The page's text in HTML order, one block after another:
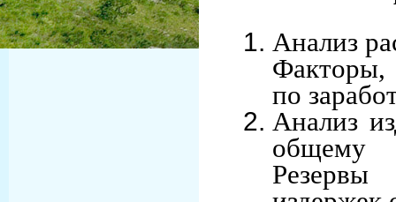
Анализ
по
Анализ
общему